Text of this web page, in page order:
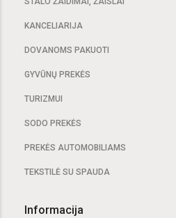
KANCELIARIJA
DOVANOMS PAKUOTI
GYVŪNŲ PREKĖS
TURIZMUI
SODO PREKĖS
PREKĖS AUTOMOBILIAMS
TEKSTILĖ SU SPAUDA
Informacija